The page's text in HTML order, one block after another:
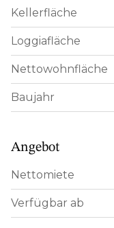
Kellerfläche
Loggiafläche
Nettowohnfläche
Baujahr
Angebot
Nettomiete
Verfügbar ab